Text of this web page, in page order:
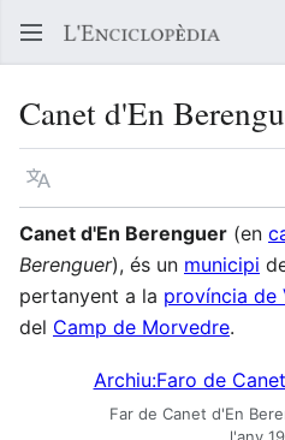
Canet d'En
Llegir en un atre idioma
Canet d'En Berenguer (en
Berenguer), és un municipi
pertanyent a la província de
del Camp de Morvedre.
Archiu:Faro de
Far de Canet d'En